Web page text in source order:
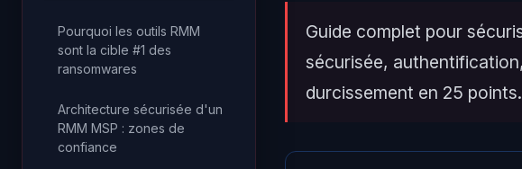
Pourquoi les outils RMM
sont la cible #1 des
ransomwares
Architecture sécurisée d'un
RMM MSP : zones de
confiance
Guide complet pour
sécurisée,
durcissement en 25 points.